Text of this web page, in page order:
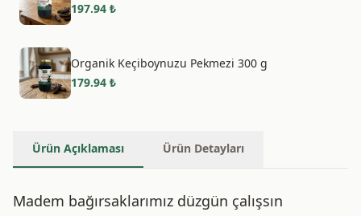
197.94 ₺
Organik Keçiboynuzu Pekmezi 300 g
179.94 ₺
Ürün Açıklaması Ürün Detayları
Madem bağırsaklarımız düzgün çalışsın